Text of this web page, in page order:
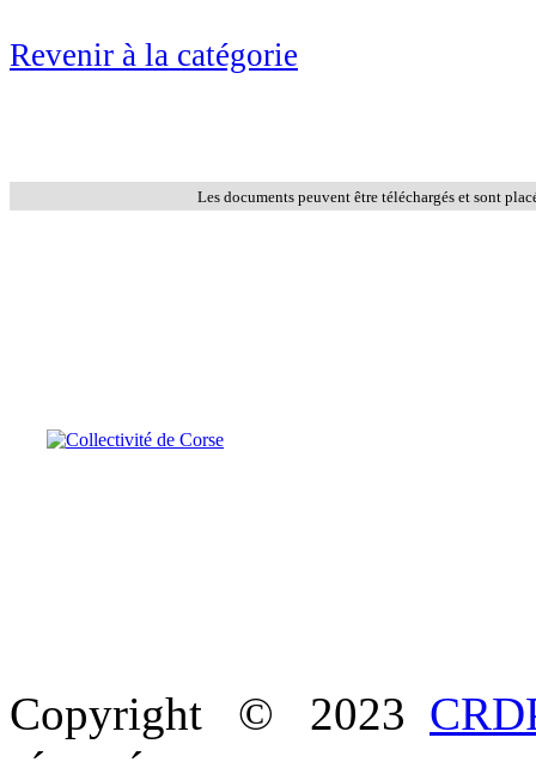
Revenir à la catégorie
Les documents peuvent être téléchargés et sont
Copyright © 2023